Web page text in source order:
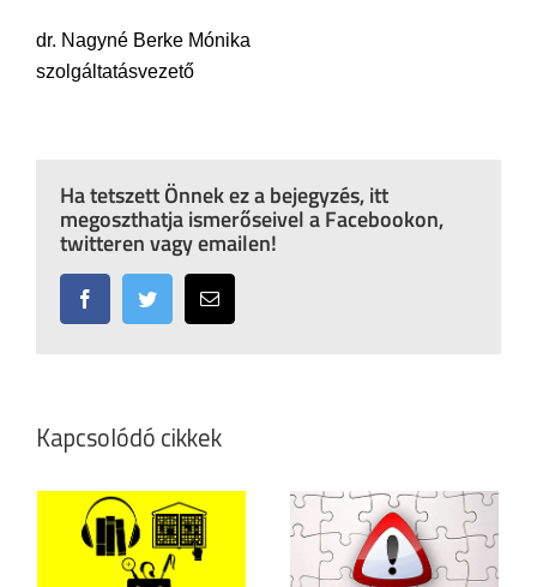
dr. Nagyné Berke Mónika
szolgáltatásvezető
Ha tetszett Önnek ez a bejegyzés, itt
megoszthatja ismerőseivel a Facebookon,
twitteren vagy emailen!
FacebookTwitter Email:
Kapcsolódó cikkek